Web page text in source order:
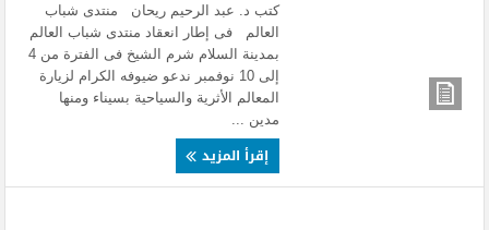
كتب د. عبد الرحيم ريحان منتدى شباب
العالم فى إطار انعقاد منتدى شباب العالم
بمدينة السلام شرم الشيخ فى الفترة من 4
إلى 10 نوفمبر ندعو ضيوفه الكرام لزيارة
المعالم الأثرية والسياحية بسيناء ومنها
مدين ...
إقرأ المزيد